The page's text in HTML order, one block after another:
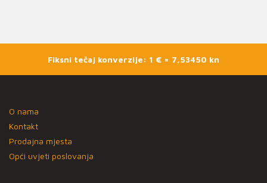
Fiksni tečaj konverzije: 1 € = 7,53450 kn
O nama
Kontakt
Prodajna mjesta
Opći uvjeti poslovanja